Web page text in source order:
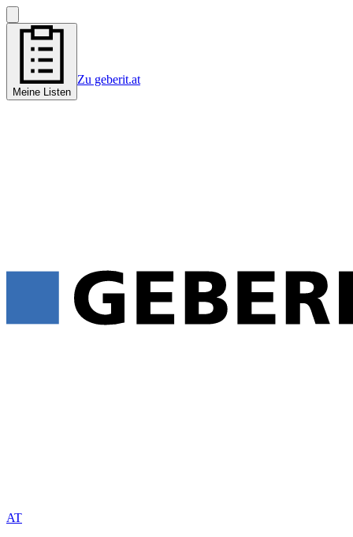
Meine Listen
Zu geberit.at
AT